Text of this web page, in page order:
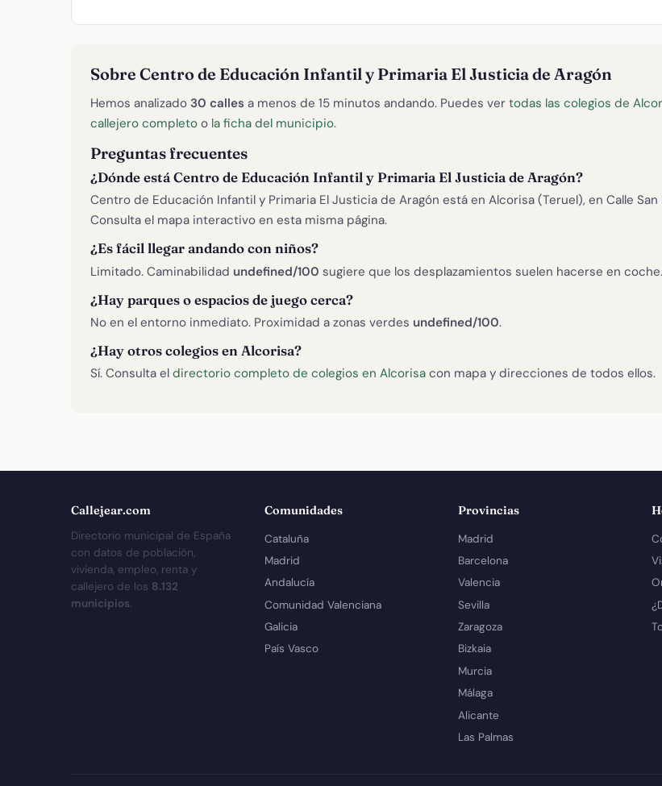
Sobre Centro de Educación Infantil y Primaria El Justicia de Aragón
Hemos analizado 30 calles a menos de 15 minutos andando. Puedes ver todas las colegios de
callejero completo o la ficha del municipio.
Preguntas frecuentes
¿Dónde está Centro de Educación Infantil y Primaria El Justicia de Aragón?
Centro de Educación Infantil y Primaria El Justicia de Aragón está en Alcorisa (Teruel), en Calle San
Consulta el mapa interactivo en esta misma página.
¿Es fácil llegar andando con niños?
Limitado. Caminabilidad undefined/100 sugiere que los desplazamientos suelen hacerse en coche.
¿Hay parques o espacios de juego cerca?
No en el entorno inmediato. Proximidad a zonas verdes undefined/100.
¿Hay otros colegios en Alcorisa?
Sí. Consulta el directorio completo de colegios en Alcorisa con mapa y direcciones de todos ellos.
Callejear.com
Directorio municipal de España
con datos de población,
vivienda, empleo, renta y
callejero de los 8.132
municipios.
Comunidades
Cataluña
Madrid
Andalucía
Comunidad Valenciana
Galicia
País Vasco
Provincias
Madrid
Barcelona
Valencia
Sevilla
Zaragoza
Bizkaia
Murcia
Málaga
Alicante
Las Palmas